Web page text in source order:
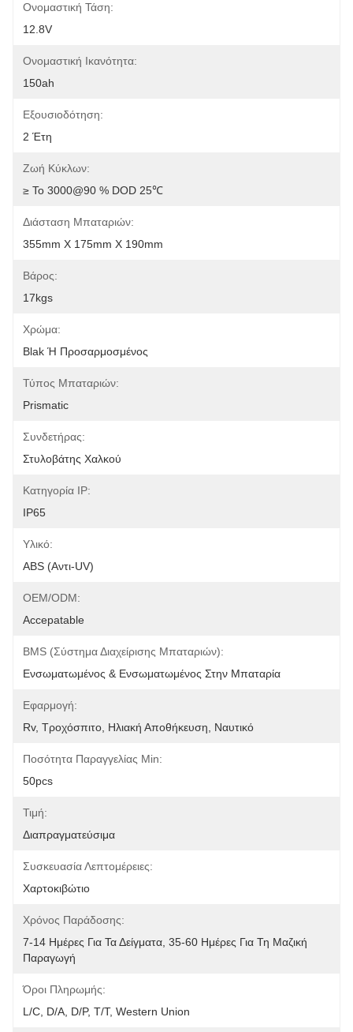
Ονομαστική Τάση:
12.8V
Ονομαστική Ικανότητα:
150ah
Εξουσιοδότηση:
2 Έτη
Ζωή Κύκλων:
≥ Το 3000@90 % DOD 25℃
Διάσταση Μπαταριών:
355mm X 175mm X 190mm
Βάρος:
17kgs
Χρώμα:
Blak Ή Προσαρμοσμένος
Τύπος Μπαταριών:
Prismatic
Συνδετήρας:
Στυλοβάτης Χαλκού
Κατηγορία IP:
IP65
Υλικό:
ABS (αντι-UV)
OEM/ODM:
Accepatable
BMS (σύστημα Διαχείρισης Μπαταριών):
Ενσωματωμένος & Ενσωματωμένος Στην Μπαταρία
Εφαρμογή:
Rv, Τροχόσπιτο, Ηλιακή Αποθήκευση, Ναυτικό
Ποσότητα Παραγγελίας Min:
50pcs
Τιμή:
Διαπραγματεύσιμα
Συσκευασία Λεπτομέρειες:
Χαρτοκιβώτιο
Χρόνος Παράδοσης:
7-14 Ημέρες Για Τα Δείγματα, 35-60 Ημέρες Για Τη Μαζική
Παραγωγή
Όροι Πληρωμής:
L/C, D/A, D/P, T/T, Western Union